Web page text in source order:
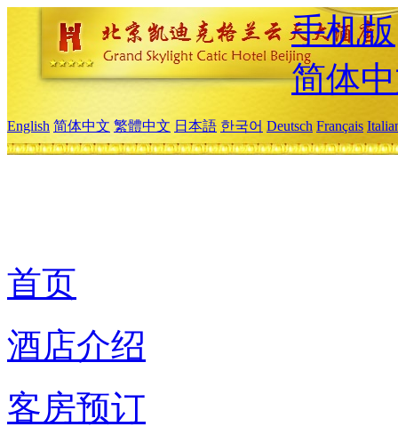
手机版
简体
English 简体中文 繁體中文 日本語 한국어 Deutsch Français
首页
酒店介绍
客房预订